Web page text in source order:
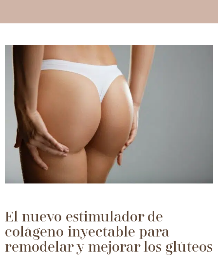
El nuevo estimulador de
colágeno inyectable para
remodelar y mejorar los glúteos